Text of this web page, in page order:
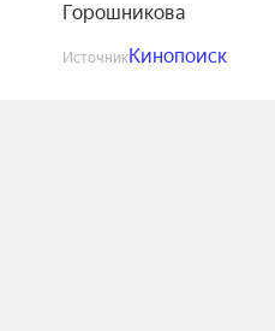
Горошникова
ИсточникКинопоиск